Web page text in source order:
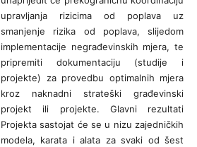
upravljanja rizicima od poplava uz
smanjenje rizika od poplava, slijedom
implementacije negrađevinskih mjera, te
pripremiti dokumentaciju (studije i
projekte) za provedbu optimalnih mjera
kroz naknadni strateški građevinski
projekt ili projekte. Glavni rezultati
Projekta sastojat će se u nizu zajedničkih
modela, karata i alata za svaki od šest